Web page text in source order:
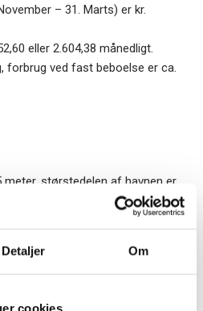
Detaljer Om
cookies
– 31. Marts) er kr.
eller 2.604,38 månedligt.
forbrug ved fast beboelse er ca.
meter, størstedelen af havnen er
fra alle pladser
og Marine Diesel. Døgnåbent